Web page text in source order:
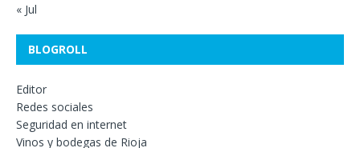
« Jul
BLOGROLL
Editor
Redes sociales
Seguridad en internet
Vinos y bodegas de Rioja